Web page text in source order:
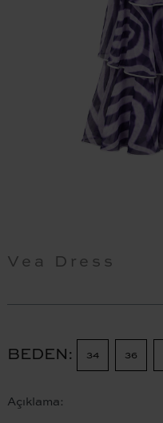
Vea Dress
BEDEN 34 36
Açıklama: